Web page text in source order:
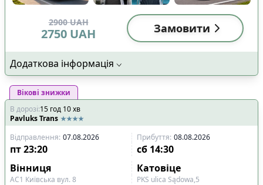
2900 UAH
2750 UAH Замовити
Додаткова інформація
Вікові знижки
В дорозі:15 год 10хв
Pavluks Trans
Відправлення: 07.08.2026 Прибуття: 08.08.2026
пт23:20 сб 14:30
Вінниця
Катовіце
АС1 Київська вул. 8 PKS ulіca Sądowa,5